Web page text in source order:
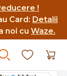
!
Card: Detalii
noi cu Waze.